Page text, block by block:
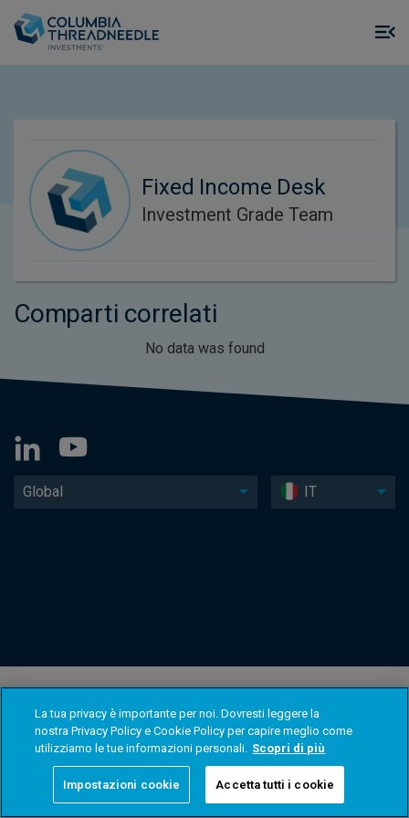
Fixed Income Desk
Investment Grade Team
Comparti correlati
No data was found
Global IT
La tua privacy è importante per noi. Dovresti leggere la
nostra Privacy Policy e Cookie Policy per capire meglio come
utilizziamo le tue informazioni personali. Scopri di più
Impostazioni cookie Accetta tutti i cookie